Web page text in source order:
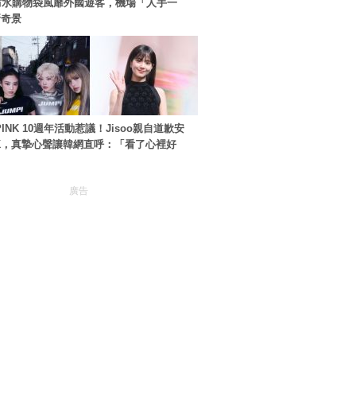
購物袋風靡外國遊客，機場「人手一
景
10週年活動惹議！Jisoo親自道歉安
真摯心聲讓韓網直呼：「看了心裡好
廣告